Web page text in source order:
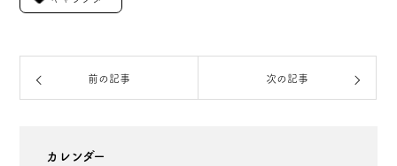
前の記事 次の記事
カレンダー